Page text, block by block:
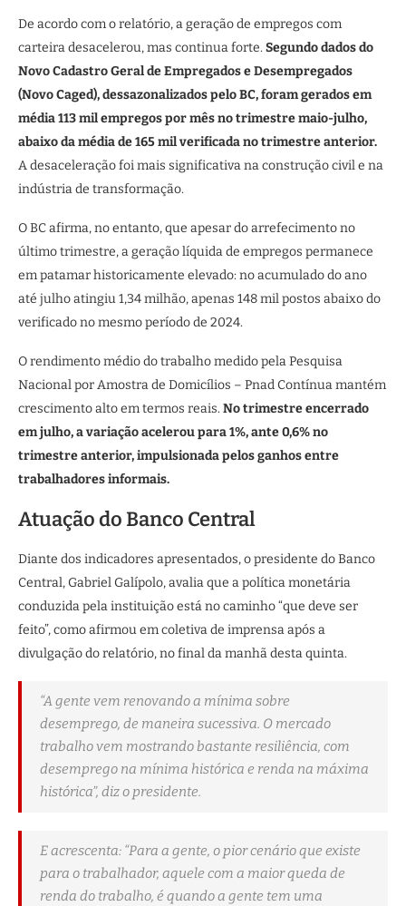
De acordo com o relatório, a geração de empregos com
carteira desacelerou, mas continua forte. Segundo dados do
Novo Cadastro Geral de Empregados e Desempregados
(Novo Caged), dessazonalizados pelo BC, foram gerados em
média 113 mil empregos por mês no trimestre maio-julho,
abaixo da média de 165 mil verificada no trimestre anterior.
A desaceleração foi mais significativa na construção civil e na
indústria de transformação.
O BC afirma, no entanto, que apesar do arrefecimento no
último trimestre, a geração líquida de empregos permanece
em patamar historicamente elevado: no acumulado do ano
até julho atingiu 1,34 milhão, apenas 148 mil postos abaixo do
verificado no mesmo período de 2024.
O rendimento médio do trabalho medido pela Pesquisa
Nacional por Amostra de Domicílios – Pnad Contínua mantém
crescimento alto em termos reais. No trimestre encerrado
em julho, a variação acelerou para 1%, ante 0,6% no
trimestre anterior, impulsionada pelos ganhos entre
trabalhadores informais.
Atuação do Banco Central
Diante dos indicadores apresentados, o presidente do Banco
Central, Gabriel Galípolo, avalia que a política monetária
conduzida pela instituição está no caminho “que deve ser
feito”, como afirmou em coletiva de imprensa após a
divulgação do relatório, no final da manhã desta quinta.
“A gente vem renovando a mínima sobre
desemprego, de maneira sucessiva. O mercado
trabalho vem mostrando bastante resiliência, com
desemprego na mínima histórica e renda na máxima
histórica”, diz o presidente.
E acrescenta: “Para a gente, o pior cenário que existe
para o trabalhador, aquele com a maior queda de
renda do trabalho, é quando a gente tem uma